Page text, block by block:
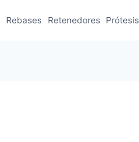
Rebases Retenedores Prótesis